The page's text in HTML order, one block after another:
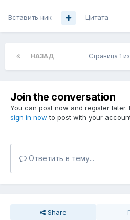
Вставить ник Цитата
НАЗАД Страница 1
Join the conversation
You can post now and register
sign in now to post with your
Ответить в тему...
Share